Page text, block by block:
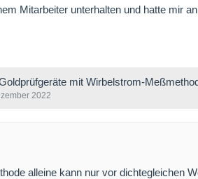
Mitarbeiter unterhalten und hatte mir
mit Wirbelstrom-
2022
alleine kann nur vor dichtegleichen